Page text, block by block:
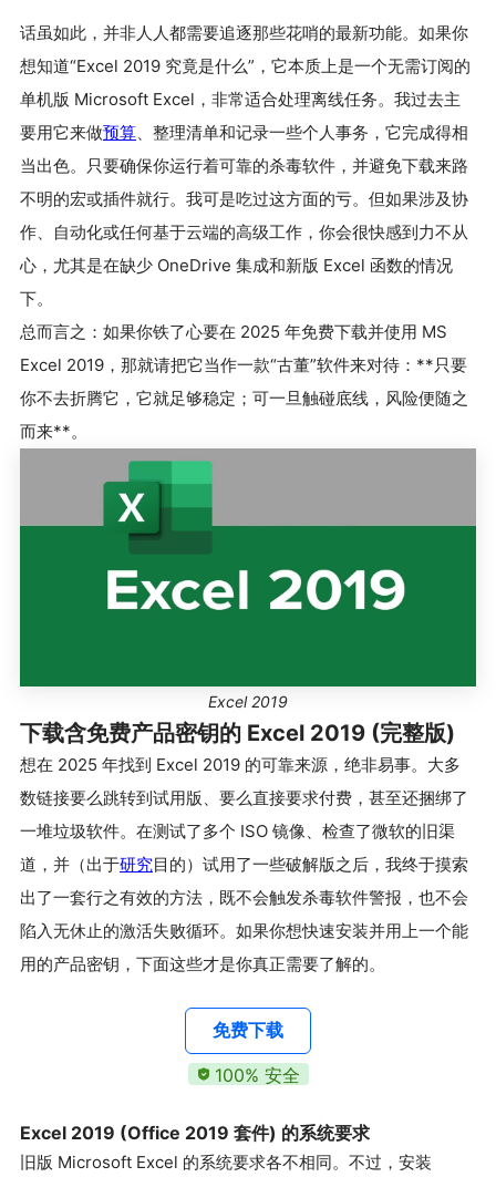
话虽如此，并非人人都需要追逐那些花哨的最新功能。如果你
想知道“Excel 2019 究竟是什么”，它本质上是一个无需订阅的
单机版 Microsoft Excel，非常适合处理离线任务。我过去主
要用它来做预算 、整理清单和记录一些个人事务，它完成得相
当出色。只要确保你运行着可靠的杀毒软件，并避免下载来路
不明的宏或插件就行。我可是吃过这方面的亏。但如果涉及协
作、自动化或任何基于云端的高级工作，你会很快感到力不从
心，尤其是在缺少 OneDrive 集成和新版 Excel 函数的情况
下。
总而言之：如果你铁了心要在 2025 年免费下载并使用 MS
Excel 2019，那就请把它当作一款“古董”软件来对待：**只要
你不去折腾它，它就足够稳定；可一旦触碰底线，风险便随之
而来**。
Excel 2019
下载含免费产品密钥的 Excel 2019 (完整版)
想在 2025 年找到 Excel 2019 的可靠来源，绝非易事。大多
数链接要么跳转到试用版、要么直接要求付费，甚至还捆绑了
一堆垃圾软件。在测试了多个 ISO 镜像、检查了微软的旧渠
道，并（出于研究目的）试用了一些破解版之后，我终于摸索
出了一套行之有效的方法，既不会触发杀毒软件警报，也不会
陷入无休止的激活失败循环。如果你想快速安装并用上一个能
用的产品密钥，下面这些才是你真正需要了解的。
免费下载
100% 安全
Excel 2019 (Office 2019 套件) 的系统要求
旧版 Microsoft Excel 的系统要求各不相同。不过，安装